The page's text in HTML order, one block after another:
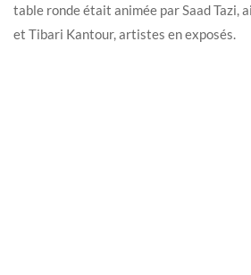
table ronde était animée par Saad Tazi,
et Tibari Kantour, artistes en exposés.